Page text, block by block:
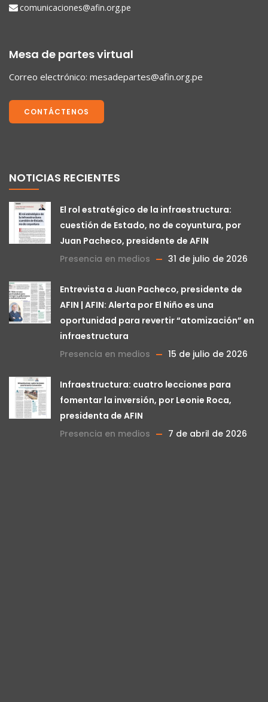
comunicaciones@afin.org.pe
Mesa de partes virtual
Correo electrónico: mesadepartes@afin.org.pe
CONTÁCTENOS
NOTICIAS RECIENTES
El rol estratégico de la infraestructura:
cuestión de Estado, no de coyuntura, por
Juan Pacheco, presidente de AFIN
Presencia en medios
31 de julio de 2026
Entrevista a Juan Pacheco, presidente de
AFIN | AFIN: Alerta por El Niño es una
oportunidad para revertir “atomización” en
infraestructura
Presencia en medios
15 de julio de 2026
Infraestructura: cuatro lecciones para
fomentar la inversión, por Leonie Roca,
presidenta de AFIN
Presencia en medios
7 de abril de 2026